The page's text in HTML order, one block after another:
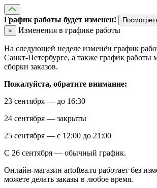
График работы будет изменен!
×
Изменения в графике работы
На следующей неделе изменён график
Санкт-Петербурге, а также график работы
сборки заказов.
Пожалуйста, обратите внимание:
23 сентября — до 16:30
24 сентября — закрыты
25 сентября — с 12:00 до 21:00
С 26 сентября — обычный график.
Онлайн-магазин artoftea.ru работает без
можете делать заказы в любое время.